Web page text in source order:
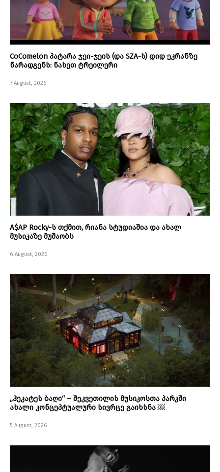
CoComelon პატარა ჯეი-ჯეის (და SZA-ს) დიდ ეკრანზე
წარადგენს: ნახეთ ტრეილერი
7 August, 2026
A$AP Rocky-ს თქმით, რიანა სტუდიაშია და ახალ
მუსიკაზე მუშაობს
6 August, 2026
„ჰეკატეს ბაღი“ – შეკვეთილის მუსიკოსთა პარკში
ახალი კონცეპტუალური სივრცე გაიხსნა ￼
5 August, 2026